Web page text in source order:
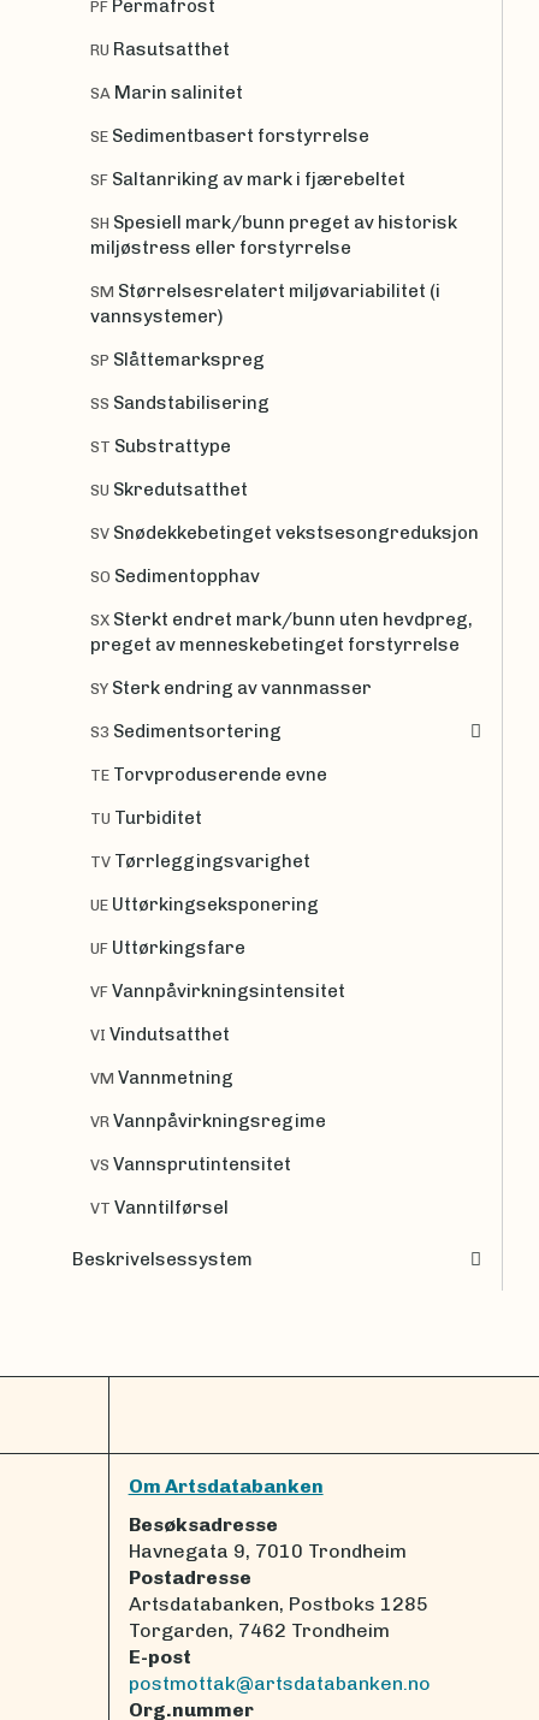
PF Permafrost
RU Rasutsatthet
SA Marin salinitet
SE Sedimentbasert forstyrrelse
SF Saltanriking av mark i fjærebeltet
SH Spesiell mark/bunn preget av historisk
miljøstress eller forstyrrelse
SM Størrelsesrelatert miljøvariabilitet (i
vannsystemer)
SP Slåttemarkspreg
SS Sandstabilisering
ST Substrattype
SU Skredutsatthet
SV Snødekkebetinget vekstsesongreduksjon
SO Sedimentopphav
SX Sterkt endret mark/bunn uten hevdpreg,
preget av menneskebetinget forstyrrelse
SY Sterk endring av vannmasser
S3 Sedimentsortering
TE Torvproduserende evne
TU Turbiditet
TV Tørrleggingsvarighet
UE Uttørkingseksponering
UF Uttørkingsfare
VF Vannpåvirkningsintensitet
VI Vindutsatthet
VM Vannmetning
VR Vannpåvirkningsregime
VS Vannsprutintensitet
VT Vanntilførsel
Beskrivelsessystem
Om Artsdatabanken
Besøksadresse
Havnegata 9, 7010 Trondheim
Postadresse
Artsdatabanken, Postboks 1285
Torgarden, 7462 Trondheim
E-post
postmottak@artsdatabanken.no
Org.nummer